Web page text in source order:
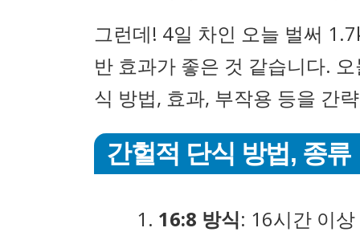
그런데! 4일 차인 오늘 벌써
반 효과가 좋은 것 같습니다.
식 방법, 효과, 부작용 등을 간
간헐적 단식 방법, 종류
16:8 방식: 16시간 이